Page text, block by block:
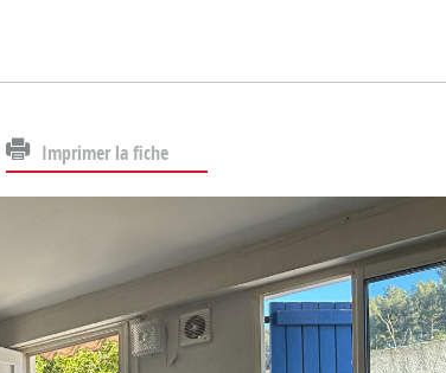
Imprimer la fiche